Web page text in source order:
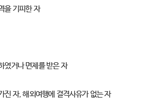
을 기피한 자
였거나 면제를 받은 자
자, 해외여행에 결격사유가 없는 자